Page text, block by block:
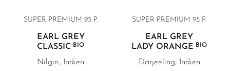
SETS & GIFTS
SUPER PREMIUM 95 P.
EARL GREY
CLASSIC BIO
Nilgiri, Indien
SUPER PREMIUM 95 P.
EARL GREY
LADY ORANGE BIO
Darjeeling, Indien